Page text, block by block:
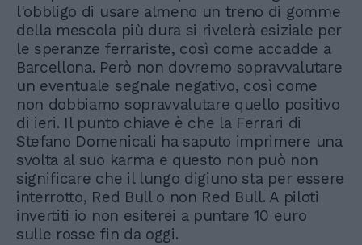
l'obbligo di usare almeno un treno di gomme
della mescola più dura si rivelerà esiziale per
le speranze ferrariste, così come accadde a
Barcellona. Però non dovremo sopravvalutare
un eventuale segnale negativo, così come
non dobbiamo sopravvalutare quello positivo
di ieri. Il punto chiave è che la Ferrari di
Stefano Domenicali ha saputo imprimere una
svolta al suo karma e questo non può non
significare che il lungo digiuno sta per essere
interrotto, Red Bull o non Red Bull. A piloti
invertiti io non esiterei a puntare 10 euro
sulle rosse fin da oggi.